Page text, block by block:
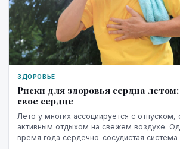
ЗДОРОВЬЕ
Риски для здоровья сердца
свое сердце
Лето у многих ассоциируется с отпуском,
активным отдыхом на свежем воздухе.
время года сердечно-сосудистая система